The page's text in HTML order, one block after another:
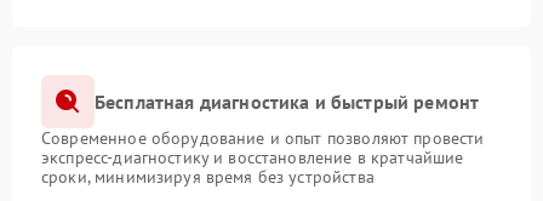
Бесплатная диагностика и быстрый ремонт
Современное оборудование и опыт позволяют провести
экспресс-диагностику и восстановление в кратчайшие
сроки, минимизируя время без устройства